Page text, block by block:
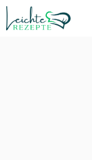
Zum
Inhalt